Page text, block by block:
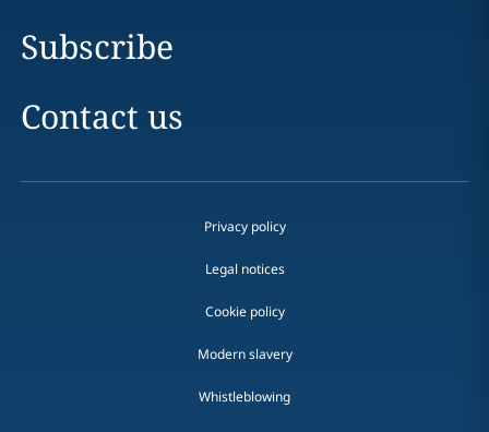
Subscribe
Contact us
Privacy policy
Legal notices
Cookie policy
Modern slavery
Whistleblowing